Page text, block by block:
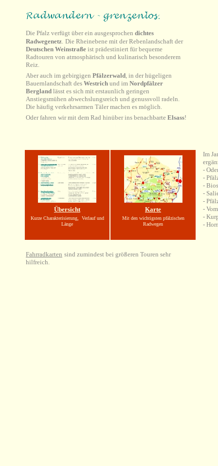
Die Pfalz verfügt über ein ausgesprochen dichtes
Radwegenetz. Die Rheinebene mit der Rebenlandschaft der
Deutschen Weinstraße ist prädestiniert für bequeme
Radtouren von atmosphärisch und kulinarisch besonderem
Reiz.
Aber auch im gebirgigen Pfälzerwald, in der hügeligen
Bauernlandschaft des Westrich und im Nordpfälzer
Bergland lässt es sich mit erstaunlich geringen
Anstiegsmühen abwechslungsreich und genussvoll radeln.
Die häufig verkehrsarmen Täler machen es möglich.
Oder fahren wir mit dem Rad hinüber ins benachbarte Elsass!
Übersicht
Kurze Charakterisierung, Verlauf und
Länge
Karte
Mit den wichtigsten pfälzischen
Radwegen
Im
-
-
-
-
-
-
-
-
Fahrradkarten sind zumindest bei größeren Touren sehr
hilfreich.